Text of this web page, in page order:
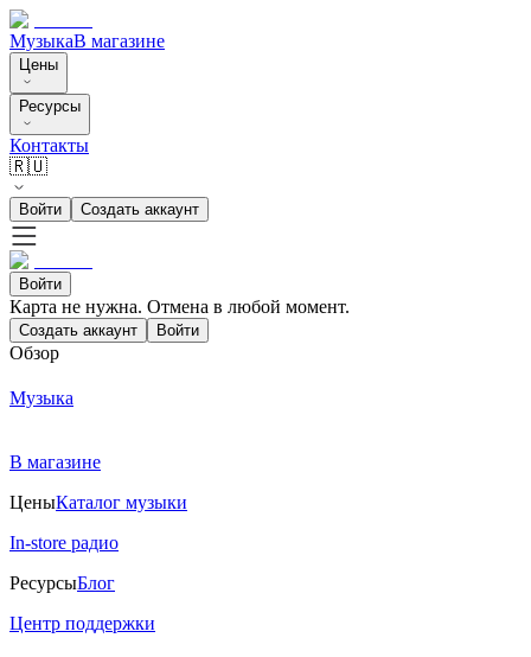
МузыкаВ магазине
Цены
Ресурсы
Контакты
🇷🇺
Войти Создать аккаунт
Войти
Карта не нужна. Отмена в любой момент.
Создать аккаунт Войти
Обзор
Музыка
В магазине
ЦеныКаталог музыки
In-store радио
РесурсыБлог
Центр поддержки